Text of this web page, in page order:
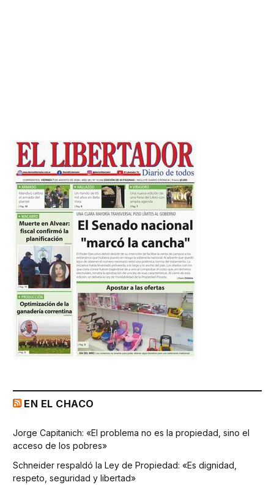
EN EL CHACO
Jorge Capitanich: «El problema no es la propiedad, sino el
acceso de los pobres»
Schneider respaldó la Ley de Propiedad: «Es dignidad,
respeto, seguridad y libertad»